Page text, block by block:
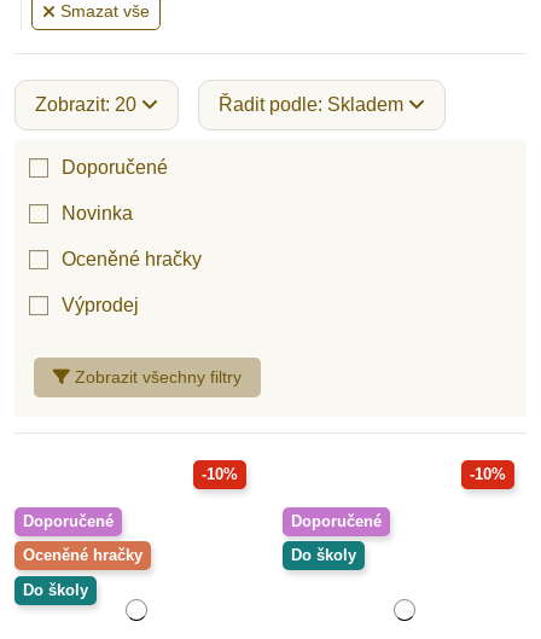
Smazat vše
Zobrazit: 20 Řadit podle: Skladem
Zobrazit všechny filtry
Doporučené
Novinka
Oceněné hračky
Výprodej
-10%
Doporučené
Oceněné hračky
Do školy
-10%
Doporučené
Do školy